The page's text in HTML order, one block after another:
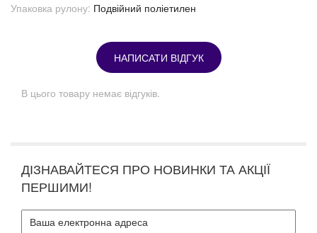
Упаковка рулону: Подвійний поліетилен
НАПИСАТИ ВІДГУК
В цього товару немає відгуків.
ДІЗНАВАЙТЕСЯ ПРО НОВИНКИ ТА АКЦІЇ
ПЕРШИМИ!